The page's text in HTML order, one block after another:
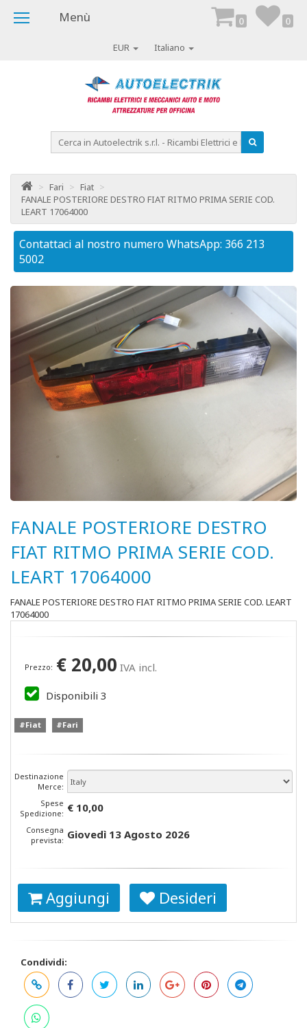
EUR Italiano
0 0
Menù
> Fari > Fiat >
FANALE POSTERIORE DESTRO FIAT RITMO PRIMA SERIE COD.
LEART 17064000
Contattaci al nostro numero WhatsApp: 366 213
5002
FANALE POSTERIORE DESTRO
FIAT RITMO PRIMA SERIE COD.
LEART 17064000
FANALE POSTERIORE DESTRO FIAT RITMO PRIMA SERIE COD. LEART
17064000
Prezzo: € 20,00 IVA incl.
Disponibili 3
#Fiat #Fari
Destinazione
Merce:
Spese
Spedizione: € 10,00
Consegna
prevista: Giovedì 13 Agosto 2026
Aggiungi Desideri
Condividi: